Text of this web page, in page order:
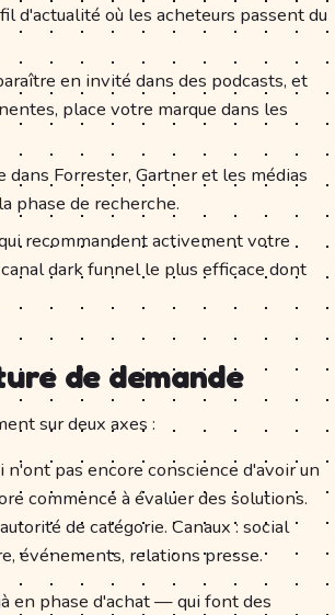
d'actualité où les acheteurs passent du
en invité dans des podcasts, et
place votre marque dans les
dans Forrester, Gartner et les médias
phase de recherche.
recommandent activement votre
dark funnel le plus efficace dont
de demande
sur deux axes :
n'ont pas encore conscience d'avoir un
commencé à évaluer des solutions.
de catégorie. Canaux : social
événements, relations presse.
en phase d'achat — qui font des